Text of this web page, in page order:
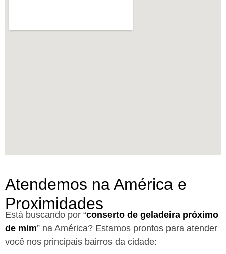
Atendemos na América e
Proximidades
Está buscando por “conserto de geladeira próximo
de mim” na América? Estamos prontos para atender
você nos principais bairros da cidade: